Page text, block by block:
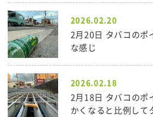
2026.02.20
2月20日 タバコのポ
な感じ
2026.02.18
2月18日 タバコのポ
かくなると比例して